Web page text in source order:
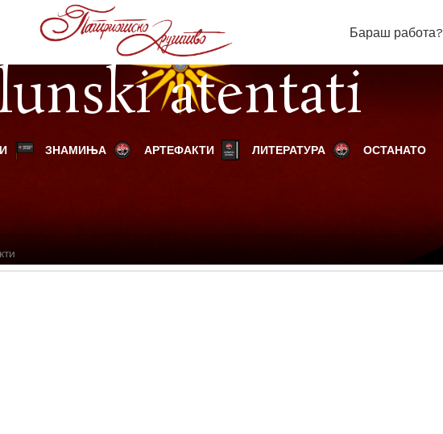
Бараш работа?
atentati
ЗНАМИЊА АРТЕФАКТИ ЛИТЕРАТУРА ОСТАНАТО